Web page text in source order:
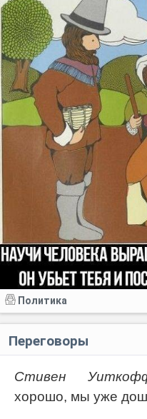
Политика
Переговоры
Стивен
хорошо, мы уже